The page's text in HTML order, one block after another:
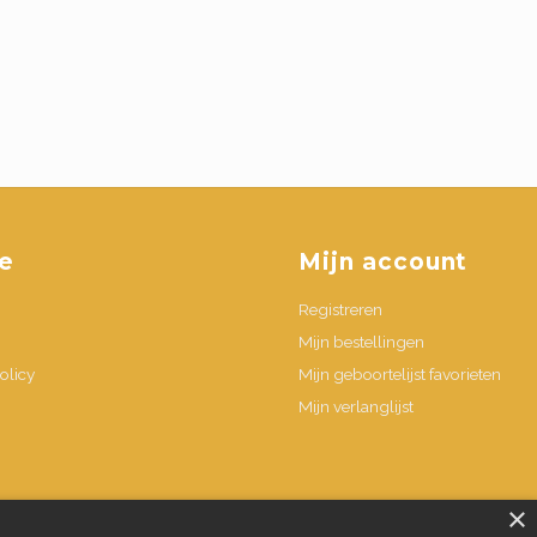
Mijn account
Registreren
Mijn bestellingen
Mijn geboortelijst favorieten
Mijn verlanglijst
×